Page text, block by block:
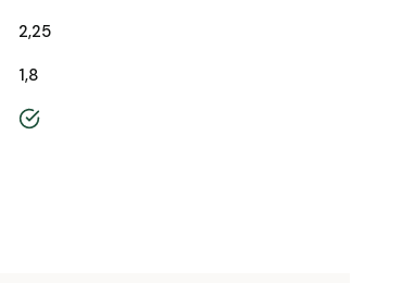
2,25
1,8
tak